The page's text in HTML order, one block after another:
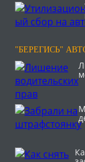
"БЕРЕГИСЬ"